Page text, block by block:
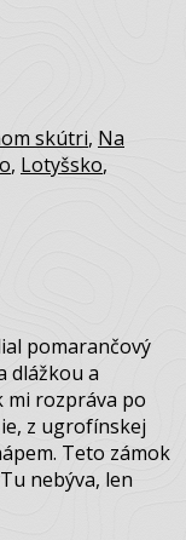
skútri, Na
, Lotyšsko,
pomarančový
dlážkou a
mi rozpráva po
z ugrofínskej
Teto zámok
nebýva, len